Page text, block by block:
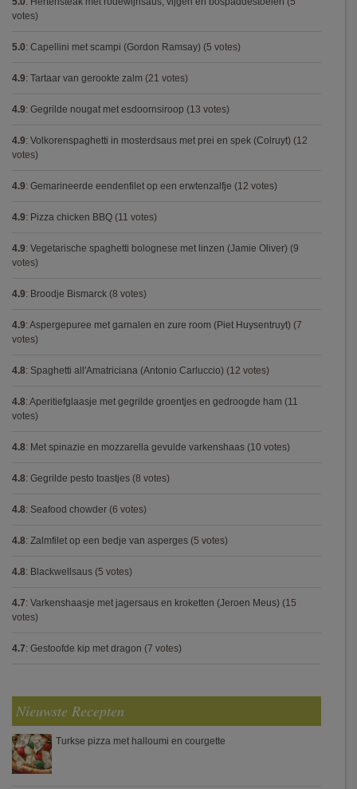
votes)
5.0: Capellini met scampi (Gordon Ramsay) (5 votes)
4.9: Tartaar van gerookte zalm (21 votes)
4.9: Gegrilde nougat met esdoornsiroop (13 votes)
4.9: Volkorenspaghetti in mosterdsaus met prei en spek (Colruyt) (12
votes)
4.9: Gemarineerde eendenfilet op een erwtenzalfje (12 votes)
4.9: Pizza chicken BBQ (11 votes)
4.9: Vegetarische spaghetti bolognese met linzen (Jamie Oliver) (9
votes)
4.9: Broodje Bismarck (8 votes)
4.9: Aspergepuree met garnalen en zure room (Piet Huysentruyt) (7
votes)
4.8: Spaghetti all'Amatriciana (Antonio Carluccio) (12 votes)
4.8: Aperitiefglaasje met gegrilde groentjes en gedroogde ham (11
votes)
4.8: Met spinazie en mozzarella gevulde varkenshaas (10 votes)
4.8: Gegrilde pesto toastjes (8 votes)
4.8: Seafood chowder (6 votes)
4.8: Zalmfilet op een bedje van asperges (5 votes)
4.8: Blackwellsaus (5 votes)
4.7: Varkenshaasje met jagersaus en kroketten (Jeroen Meus) (15
votes)
4.7: Gestoofde kip met dragon (7 votes)
Nieuwste Recepten
Turkse pizza met halloumi en courgette